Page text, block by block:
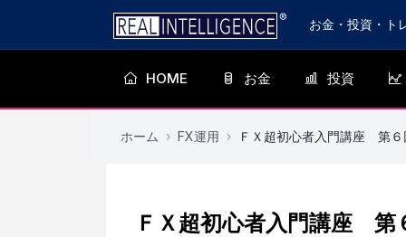
お金・投資・ト
HOME お金 投資
ホーム › FX運用 › ＦＸ超初心者入門講座 第６
ＦＸ超初心者入門講座 第